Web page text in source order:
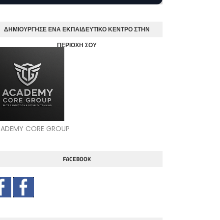
ΔΗΜΙΟΥΡΓΗΣΕ ΕΝΑ ΕΚΠΑΙΔΕΥΤΙΚΟ ΚΕΝΤΡΟ ΣΤΗΝ
ΠΕΡΙΟΧΗ ΣΟΥ
CORE GROUP
FACEBOOK